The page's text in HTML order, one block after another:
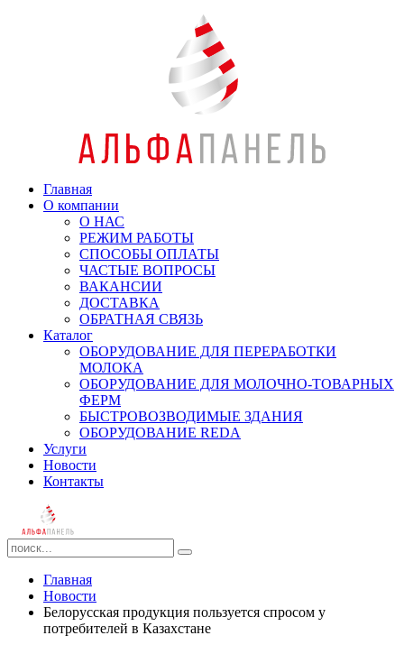
Главная
О компании
О НАС
РЕЖИМ РАБОТЫ
СПОСОБЫ ОПЛАТЫ
ЧАСТЫЕ ВОПРОСЫ
ВАКАНСИИ
ДОСТАВКА
ОБРАТНАЯ СВЯЗЬ
Каталог
ОБОРУДОВАНИЕ ДЛЯ ПЕРЕРАБОТКИ
МОЛОКА
ОБОРУДОВАНИЕ ДЛЯ МОЛОЧНО-ТОВАРНЫХ
ФЕРМ
БЫСТРОВОЗВОДИМЫЕ ЗДАНИЯ
ОБОРУДОВАНИЕ REDA
Услуги
Новости
Контакты
Главная
Новости
Белорусская продукция пользуется спросом у
потребителей в Казахстане